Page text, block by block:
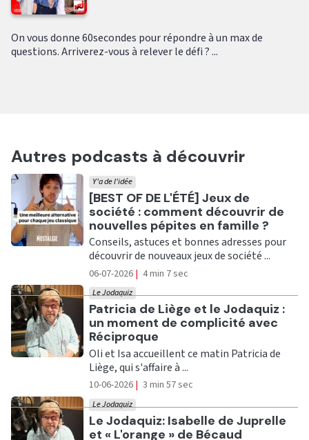
On vous donne 60secondes pour répondre à un max de
questions. Arriverez-vous à relever le défi ? ...
Autres podcasts à découvrir
Ecouter
[BEST OF DE L'ÉTÉ] Jeux de
société : comment découvrir de
nouvelles pépites en famille ?
Y'a de l'idée
Conseils, astuces et bonnes adresses pour
découvrir de nouveaux jeux de société ...
06-07-2026 | 4 min 7 sec
Ecouter
Patricia de Liège et le Jodaquiz :
un moment de complicité avec
Réciproque
Le Jodaquiz
Oli et Isa accueillent ce matin Patricia de
Liège, qui s'affaire à ...
10-06-2026 | 3 min 57 sec
Ecouter
Le Jodaquiz: Isabelle de Juprelle
et « L'orange » de Bécaud
Le Jodaquiz